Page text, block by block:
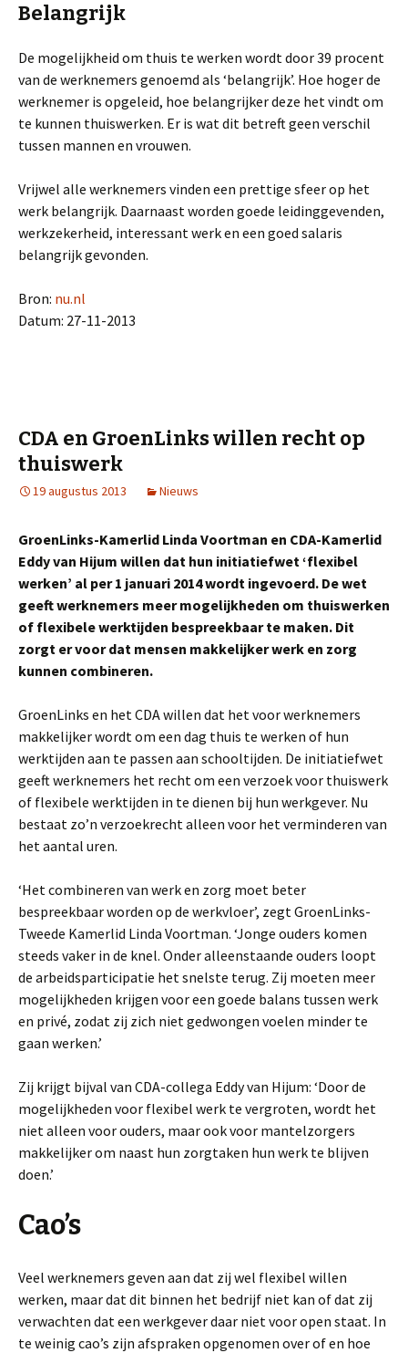
Belangrijk
De mogelijkheid om thuis te werken wordt door 39 procent
van de werknemers genoemd als ‘belangrijk’. Hoe hoger de
werknemer is opgeleid, hoe belangrijker deze het vindt om
te kunnen thuiswerken. Er is wat dit betreft geen verschil
tussen mannen en vrouwen.
Vrijwel alle werknemers vinden een prettige sfeer op het
werk belangrijk. Daarnaast worden goede leidinggevenden,
werkzekerheid, interessant werk en een goed salaris
belangrijk gevonden.
Bron: nu.nl
Datum: 27-11-2013
CDA en GroenLinks willen recht op
thuiswerk
19 augustus 2013 Nieuws
GroenLinks-Kamerlid Linda Voortman en CDA-Kamerlid
Eddy van Hijum willen dat hun initiatiefwet ‘flexibel
werken’ al per 1 januari 2014 wordt ingevoerd. De wet
geeft werknemers meer mogelijkheden om thuiswerken
of flexibele werktijden bespreekbaar te maken. Dit
zorgt er voor dat mensen makkelijker werk en zorg
kunnen combineren.
GroenLinks en het CDA willen dat het voor werknemers
makkelijker wordt om een dag thuis te werken of hun
werktijden aan te passen aan schooltijden. De initiatiefwet
geeft werknemers het recht om een verzoek voor thuiswerk
of flexibele werktijden in te dienen bij hun werkgever. Nu
bestaat zo’n verzoekrecht alleen voor het verminderen van
het aantal uren.
‘Het combineren van werk en zorg moet beter
bespreekbaar worden op de werkvloer’, zegt GroenLinks-
Tweede Kamerlid Linda Voortman. ‘Jonge ouders komen
steeds vaker in de knel. Onder alleenstaande ouders loopt
de arbeidsparticipatie het snelste terug. Zij moeten meer
mogelijkheden krijgen voor een goede balans tussen werk
en privé, zodat zij zich niet gedwongen voelen minder te
gaan werken.’
Zij krijgt bijval van CDA-collega Eddy van Hijum: ‘Door de
mogelijkheden voor flexibel werk te vergroten, wordt het
niet alleen voor ouders, maar ook voor mantelzorgers
makkelijker om naast hun zorgtaken hun werk te blijven
doen.’
Cao’s
Veel werknemers geven aan dat zij wel flexibel willen
werken, maar dat dit binnen het bedrijf niet kan of dat zij
verwachten dat een werkgever daar niet voor open staat. In
te weinig cao’s zijn afspraken opgenomen over of en hoe